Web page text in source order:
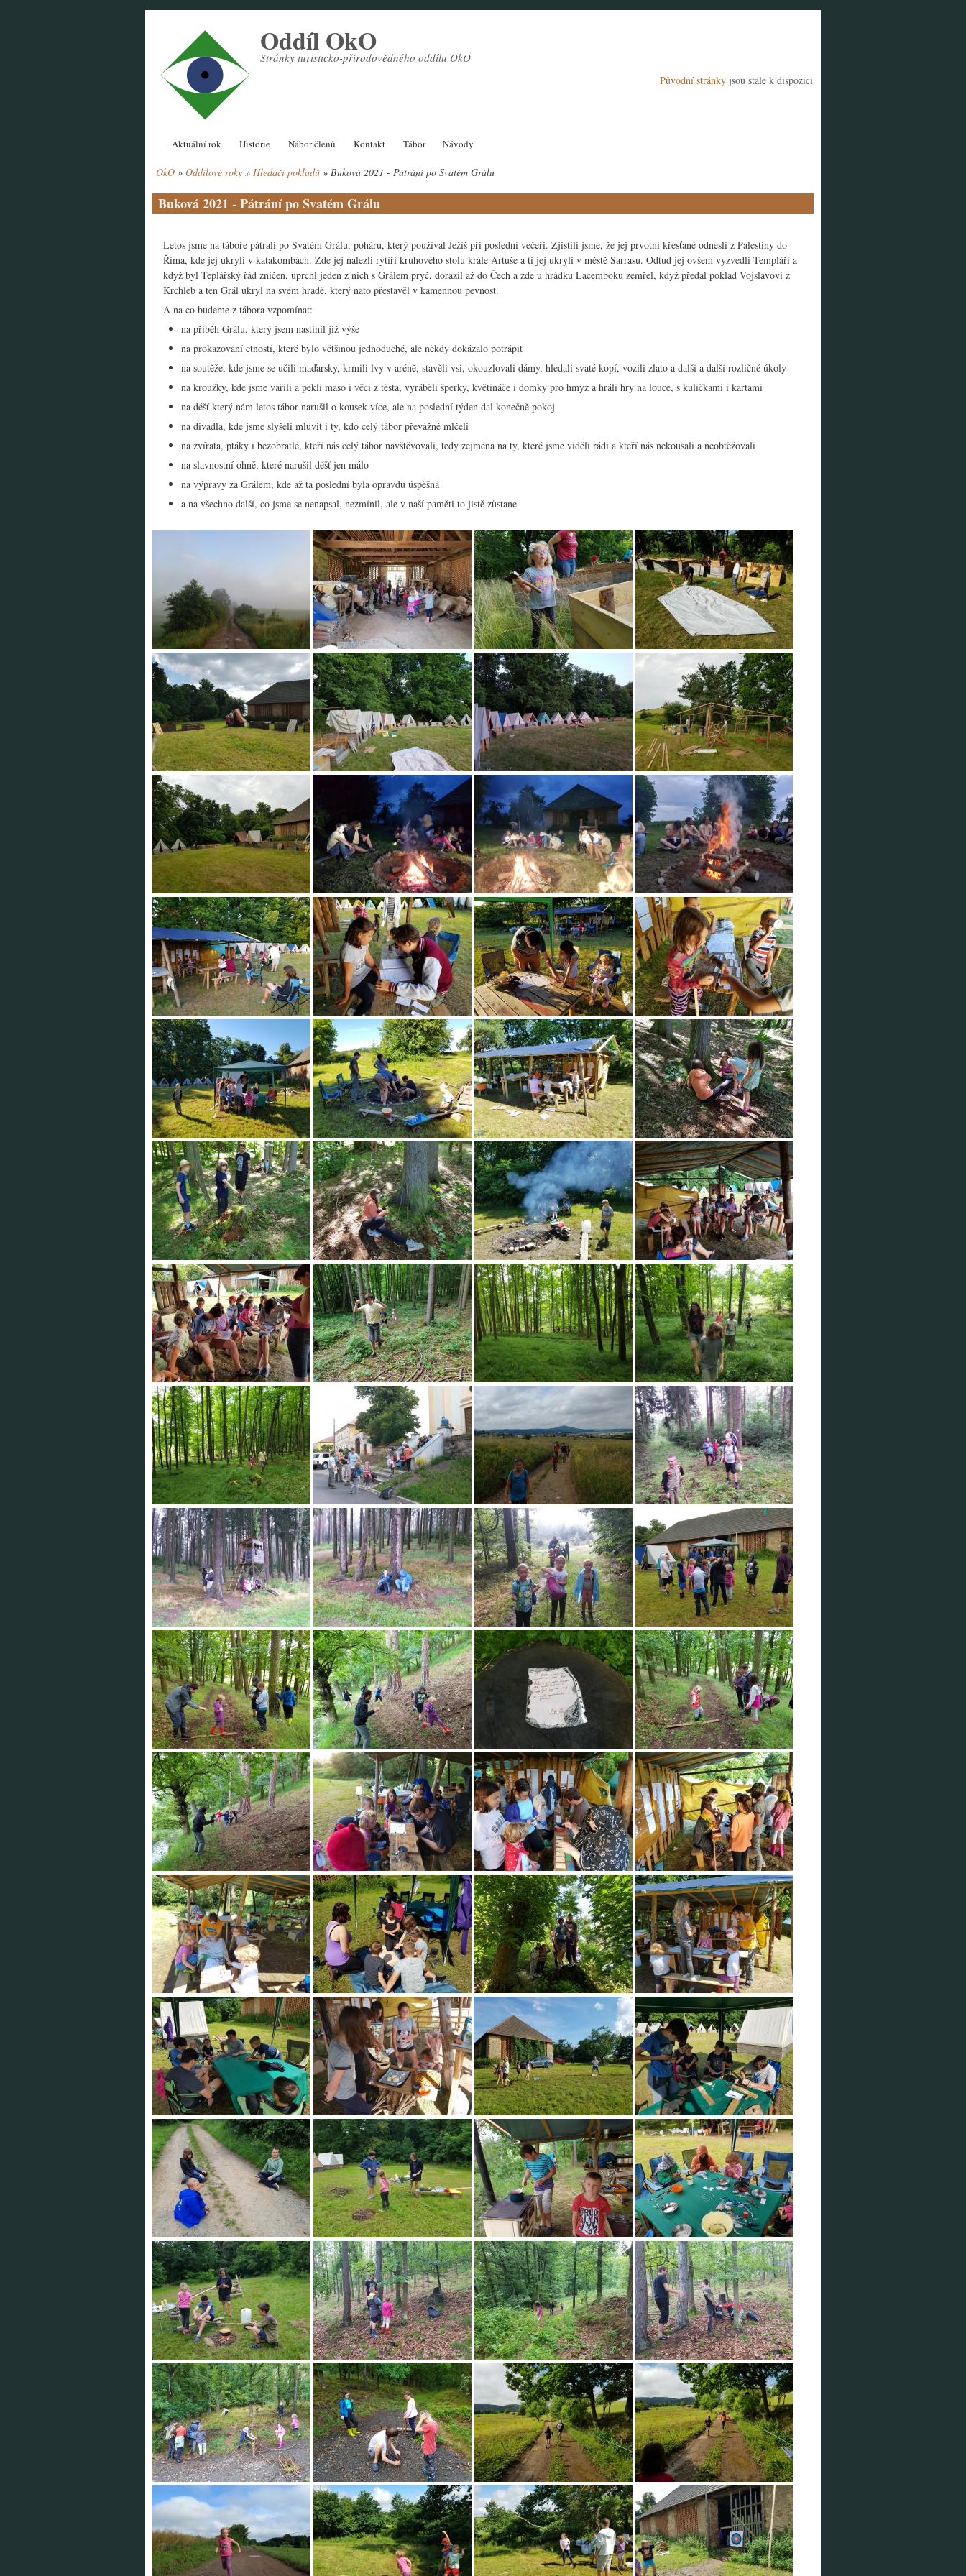
Oddíl OkO
Stránky turisticko-přírodovědného oddílu OkO
Původní stránky jsou stále k dispozici
Hlavní
Aktuální rok Historie Nábor členů Kontakt Tábor Návody
navigace
OkO Oddílové roky Hledači pokladů Buková 2021 - Pátrání po Svatém Grálu
Buková 2021 - Pátrání po Svatém Grálu
Letos jsme na táboře pátrali po Svatém Grálu, poháru, který používal Ježíš při poslední večeři. Zjistili jsme, že jej prvotní křesťané odnesli z Palestiny do
Říma, kde jej ukryli v katakombách. Zde jej nalezli rytíři kruhového stolu krále Artuše a ti jej ukryli v městě Sarrasu. Odtud jej ovšem vyzvedli Templáři a
když byl Teplářský řád zničen, uprchl jeden z nich s Grálem pryč, dorazil až do Čech a zde u hrádku Lacemboku zemřel, když předal poklad Vojslavovi z
Krchleb a ten Grál ukryl na svém hradě, který nato přestavěl v kamennou pevnost.
A na co budeme z tábora vzpomínat:
na příběh Grálu, který jsem nastínil již výše
na prokazování ctností, které bylo většinou jednoduché, ale někdy dokázalo potrápit
na soutěže, kde jsme se učili maďarsky, krmili lvy v aréně, stavěli vsi, okouzlovali dámy, hledali svaté kopí, vozili zlato a další a další rozličné úkoly
na kroužky, kde jsme vařili a pekli maso i věci z těsta, vyráběli šperky, květináče i domky pro hmyz a hráli hry na louce, s kuličkami i kartami
na déšť který nám letos tábor narušil o kousek více, ale na poslední týden dal konečně pokoj
na divadla, kde jsme slyšeli mluvit i ty, kdo celý tábor převážně mlčeli
na zvířata, ptáky i bezobratlé, kteří nás celý tábor navštěvovali, tedy zejména na ty, které jsme viděli rádi a kteří nás nekousali a neobtěžovali
na slavnostní ohně, které narušil déšť jen málo
na výpravy za Grálem, kde až ta poslední byla opravdu úspěšná
a na všechno další, co jsme se nenapsal, nezmínil, ale v naší paměti to jistě zůstane